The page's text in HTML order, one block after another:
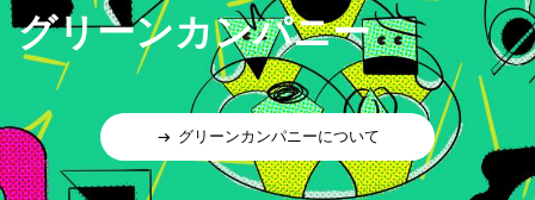
グリーンカンパニー
グリーンカンパニーについて